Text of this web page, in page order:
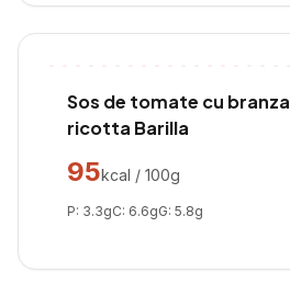
Sos de tomate cu branza
ricotta Barilla
95kcal / 100g
P: 3.3gC: 6.6gG: 5.8g